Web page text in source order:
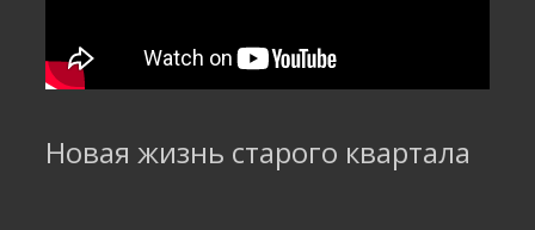
Новая жизнь старого квартала